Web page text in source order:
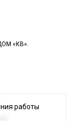
«КВ».
работы